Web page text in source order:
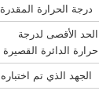
درجة الحرارة المقدرة
الحد الأقصى لدرجة
حرارة الدائرة القصيرة
الجهد الذي تم اختباره